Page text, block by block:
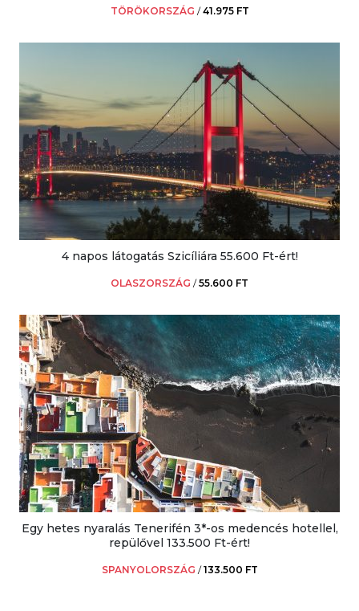
TÖRÖKORSZÁG /41.975 FT
4 napos látogatás Szicíliára 55.600 Ft-ért!
OLASZORSZÁG /55.600 FT
Egy hetes nyaralás Tenerifén 3*-os medencés hotellel,
repülővel 133.500 Ft-ért!
SPANYOLORSZÁG /133.500 FT